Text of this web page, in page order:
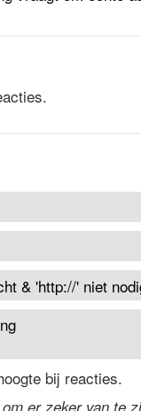
bij reacties.
er zeker van te